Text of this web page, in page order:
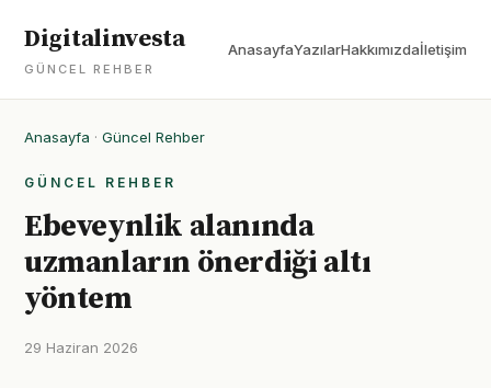
Digitalinvesta
GÜNCEL REHBER
AnasayfaYazılarHakkımızdaİletişim
Anasayfa · Güncel Rehber
GÜNCEL REHBER
Ebeveynlik alanında
uzmanların önerdiği altı
yöntem
29 Haziran 2026